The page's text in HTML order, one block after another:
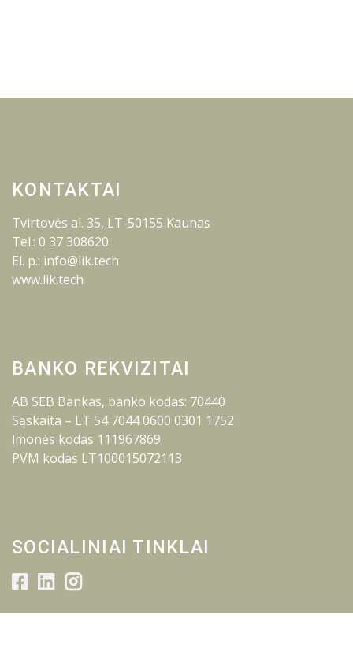
KONTAKTAI
Tvirtovės al. 35, LT-50155 Kaunas
Tel.: 0 37 308620
El. p.: info@lik.tech
www.lik.tech
BANKO REKVIZITAI
AB SEB Bankas, banko kodas: 70440
Sąskaita – LT 54 7044 0600 0301 1752
Įmonės kodas 111967869
PVM kodas LT100015072113
SOCIALINIAI TINKLAI